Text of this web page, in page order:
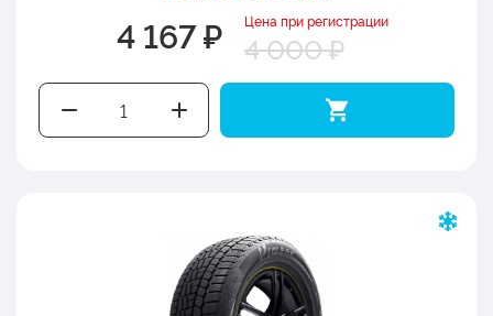
4 167 ₽ Цена при регистрации
4 000 ₽